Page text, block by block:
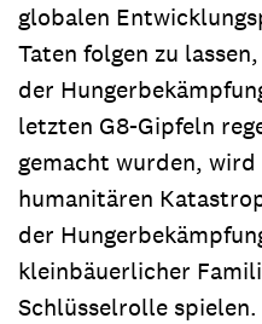
globalen
Taten folgen zu
der
letzten G8-Gipfeln
gemacht wurden,
humanitären
der
kleinbäuerlicher
Schlüsselrolle